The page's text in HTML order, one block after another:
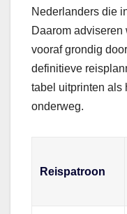
Nederlanders die
Daarom adviseren
vooraf grondig
definitieve
tabel uitprinten als
onderweg.
Reispatroon